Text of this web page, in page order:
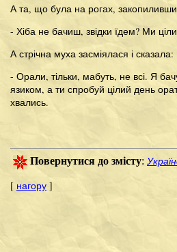
А та, що була на рогах, закопиливши
- Хіба не бачиш, звідки їдем? Ми
А стрічна муха засміялася і сказала:
- Орали, тільки, мабуть, не всі. Я
язиком, а ти спробуй цілий день
хвались.
Повернутися до змісту:
[ нагору ]